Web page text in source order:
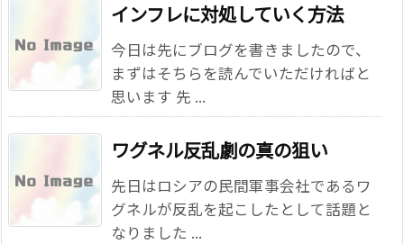
インフレに対処していく方法
今日は先にブログを書きましたので、
まずはそちらを読んでいただければと
思います 先 ...
ワグネル反乱劇の真の狙い
先日はロシアの民間軍事会社であるワ
グネルが反乱を起こしたとして話題と
なりました ...